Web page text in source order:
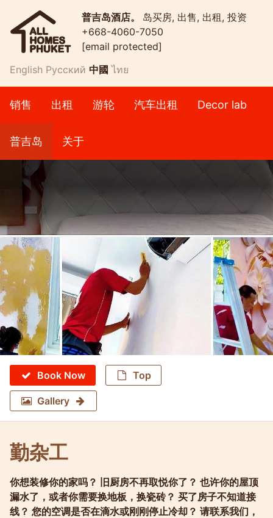
普吉岛酒店。 岛买房, 出售, 出租, 投资
+668-4060-7050
[email protected]
English Русский 中國 ไทย
销售 出租 游轮 汽车出租 Decor lab
普吉岛 关于
Book Now Top
Gallery
勤杂工
Molokophuket
你想装修你的家吗？ 旧厨房不再取悦你了？ 也许你的屋顶
漏水了，或者你需要换地板，换瓷砖？ 买了房子不知道接
线？ 您的空调是否在滴水或刚刚停止冷却？ 请联系我们，